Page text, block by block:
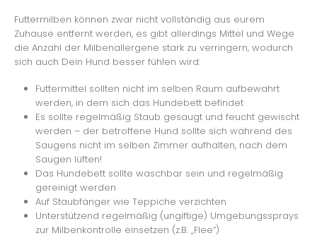
Futtermilben können zwar nicht vollständig aus eurem
Zuhause entfernt werden, es gibt allerdings Mittel und Wege
die Anzahl der Milbenallergene stark zu verringern, wodurch
sich auch Dein Hund besser fühlen wird:
Futtermittel sollten nicht im selben Raum aufbewahrt
werden, in dem sich das Hundebett befindet
Es sollte regelmäßig Staub gesaugt und feucht gewischt
werden – der betroffene Hund sollte sich während des
Saugens nicht im selben Zimmer aufhalten, nach dem
Saugen lüften!
Das Hundebett sollte waschbar sein und regelmäßig
gereinigt werden
Auf Staubfänger wie Teppiche verzichten
Unterstützend regelmäßig (ungiftige) Umgebungssprays
zur Milbenkontrolle einsetzen (z.B. „Flee“)